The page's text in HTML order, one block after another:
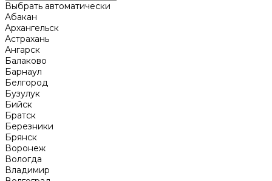
Выбрать автоматически
Абакан
Архангельск
Астрахань
Ангарск
Балаково
Барнаул
Белгород
Бузулук
Бийск
Братск
Березники
Брянск
Воронеж
Вологда
Владимир